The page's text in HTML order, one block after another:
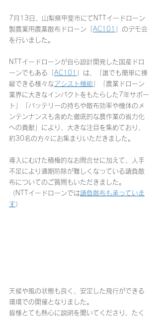
7月13日、山梨県甲斐市にてNTTイードローン
製農業用農薬散布ドローン「 AC101
」のデモ会
を行いました。
NTTイードローンが自ら設計開発した国産ドロ
ーンでもある「 AC101
」は、「誰でも簡単に操
縦できる様々なアシスト機能 」「農業ドローン
業界に大きなインパクトをもたらした7年サポー
ト」「バッテリーの持ちや散布効率や機体のメ
ンテンナンスも含めた徹底的な農作業の省力化
への貢献」により、大きな注目を集めており、
約30名の方々にお集まりいただきました。
導入にむけた積極的なお問合せに加えて、人手
不足により適期防除が難しくなっている請負散
布についてのご質問もいただきました。
（NTTイードローンでは請負散布も承っていま
す）
天候や風の状態も良く、安定した飛行ができる
環境での開催となりました。
皆様とても熱心に説明を聞いてくださり、たく